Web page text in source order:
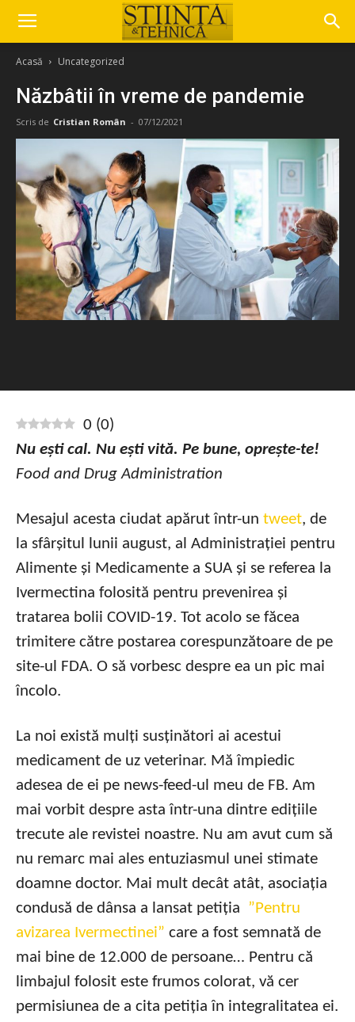
Acasă Uncategorized
Năzbâtii în vreme de pandemie
Scris de Cristian Român - 07/12/2021
0 (0)
Nu ești cal. Nu ești vită. Pe bune, oprește-te!
Food and Drug Administration
Mesajul acesta ciudat apărut într-un tweet, de
la sfârșitul lunii august, al Administrației pentru
Alimente și Medicamente a SUA și se referea la
Ivermectina folosită pentru prevenirea și
tratarea bolii COVID-19. Tot acolo se făcea
trimitere către postarea corespunzătoare de pe
site-ul FDA. O să vorbesc despre ea un pic mai
încolo.
La noi există mulți susținători ai acestui
medicament de uz veterinar. Mă împiedic
adesea de ei pe news-feed-ul meu de FB. Am
mai vorbit despre asta într-una dintre edițiile
trecute ale revistei noastre. Nu am avut cum să
nu remarc mai ales entuziasmul unei stimate
doamne doctor. Mai mult decât atât, asociația
condusă de dânsa a lansat petiția ”Pentru
avizarea Ivermectinei” care a fost semnată de
mai bine de 12.000 de persoane… Pentru că
limbajul folosit este frumos colorat, vă cer
permisiunea de a cita petiția în integralitatea ei.